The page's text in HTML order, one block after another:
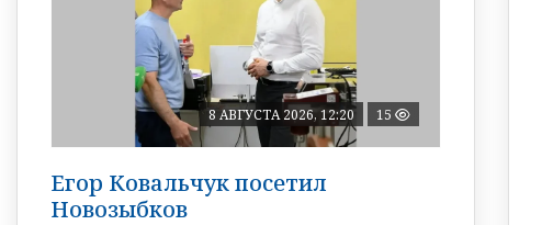
8 АВГУСТА 2026, 12:20 15
Егор Ковальчук посетил
Новозыбков